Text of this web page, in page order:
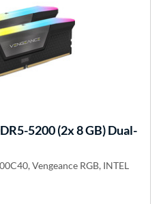
5200 (2x 8 GB) Dual-
Vengeance RGB, INTEL